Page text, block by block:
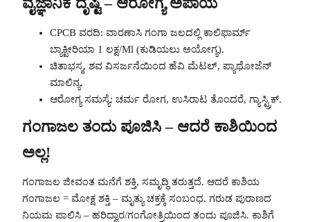
ವೈಜ್ಞಾನಿಕ ದೃಷ್ಟಿ – ಆರೋಗ್ಯ ಅಪಾಯ
CPCB ವರದಿ: ವಾರಣಾಸಿ ಗಂಗಾ ಜಲದಲ್ಲಿ ಕಾಲಿಫಾರ್ಮ್
ಬ್ಯಾಕ್ಟೀರಿಯಾ 1 ಲಕ್ಷ/Ml (ಕುಡಿಯಲು ಅಯೋಗ್ಯ).
ಚಿತಾಭಸ್ಮ, ಶವ ವಿಸರ್ಜನೆಯಿಂದ ಹೆವಿ ಮೆಟಲ್, ಪ್ಯಾಥೋಜೆನ್
ಮಾಲಿನ್ಯ.
ಆರೋಗ್ಯ ಸಮಸ್ಯೆ: ಚರ್ಮ ರೋಗ, ಉಸಿರಾಟ ತೊಂದರೆ, ಗ್ಯಾಸ್ಟ್ರಿಕ್.
ಗಂಗಾಜಲ ತಂದು ಪೂಜಿಸಿ – ಆದರೆ ಕಾಶಿಯಿಂದ
ಅಲ್ಲ!
ಗಂಗಾಜಲ ಜೀವಂತ ಮನೆಗೆ ಶಕ್ತಿ, ಸಮೃದ್ಧಿ ತರುತ್ತದೆ. ಆದರೆ ಕಾಶಿಯ
ಗಂಗಾಜಲ = ಮೋಕ್ಷ ಶಕ್ತಿ – ಮೃತ್ಯು ಚಕ್ರಕ್ಕೆ ಸಂಬಂಧ. ಗರುಡ ಪುರಾಣದ
ನಿಯಮ ಪಾಲಿಸಿ – ಹರಿದ್ವಾರ/ಗಂಗೋತ್ರಿಯಿಂದ ತಂದು ಪೂಜಿಸಿ. ಕಾಶಿಗೆ